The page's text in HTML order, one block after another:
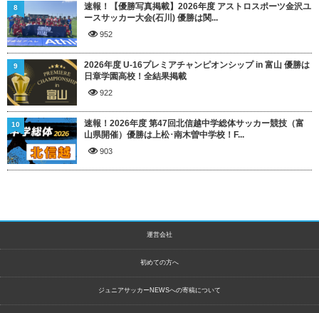
速報！【優勝写真掲載】2026年度 アストロスポーツ金沢ユ
ースサッカー大会(石川) 優勝は関...
952
8
2026年度 U-16プレミアチャンピオンシップ in 富山 優勝は
日章学園高校！全結果掲載
922
9
速報！2026年度 第47回北信越中学総体サッカー競技（富
山県開催）優勝は上松･南木曽中学校！F...
903
10
運営会社
初めての方へ
ジュニアサッカーNEWSへの寄稿について